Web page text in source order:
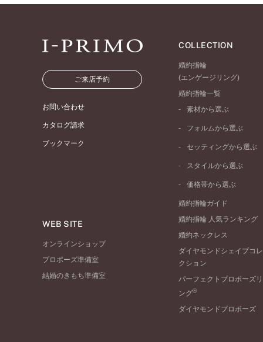
ご来店予約
お問い合わせ
カタログ請求
ブックマーク
WEB SITE
オンラインショップ
プロポーズ準備室
結婚のきもち準備室
COLLECTION
婚約指輪
(エンゲージリング)
婚約指輪一覧
素材から選ぶ
プラチナ
ピンクゴールド
ペールブラウンゴール
フォルムから選ぶ
ストレートライン
V字ライン
セッティングから選ぶ
ソリテール
ダブルサイドメレ
ラインメレ
スタイルから選ぶ
シンプル
モード
エレガント
ゴージャス
価格帯から選ぶ
50万円台～
20万円台～
10万円台～
婚約指輪ガイド
婚約指輪 人気ランキング
婚約ネックレス
ダイヤモンドシェイプコレ
クション
パーフェクトプロポーズリ
ング®
ダイヤモンドプロポーズ